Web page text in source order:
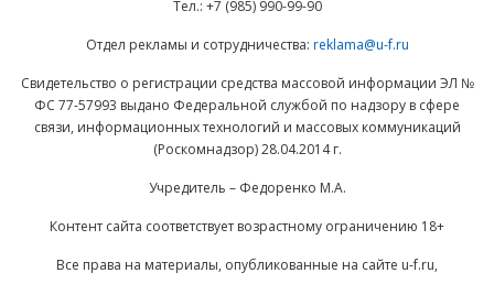
Тел.: +7 (985) 990-99-90
Отдел рекламы и сотрудничества: reklama@u-f.ru
Свидетельство о регистрации средства массовой информации ЭЛ №
ФС 77-57993 выдано Федеральной службой по надзору в сфере
связи, информационных технологий и массовых коммуникаций
(Роскомнадзор) 28.04.2014 г.
Учредитель – Федоренко М.А.
Контент сайта соответствует возрастному ограничению 18+
Все права на материалы, опубликованные на сайте u-f.ru,